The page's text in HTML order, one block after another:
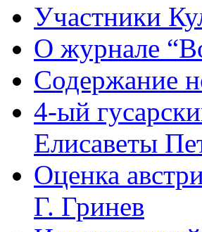
Участники
О журнале
Содержание
4-ый
Елисаветы
Оценка
Г. Гринев